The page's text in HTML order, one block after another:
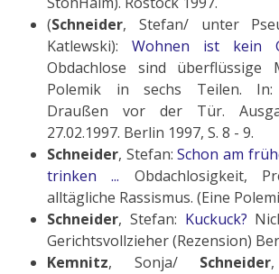
(Schneider, Stefan/ unter
Katlewski): Wohnen ist kein
Obdachlose sind überflüssige
Polemik in sechs Teilen. In:
Draußen vor der Tür.
27.02.1997. Berlin 1997, S. 8 - 9.
Schneider, Stefan:Schon am
trinken ... Obdachlosigkeit,
alltägliche Rassismus. (Eine
Schneider, Stefan: Kuckuck?
Gerichtsvollzieher (Rezension)
Kemnitz, Sonja/ Schneider